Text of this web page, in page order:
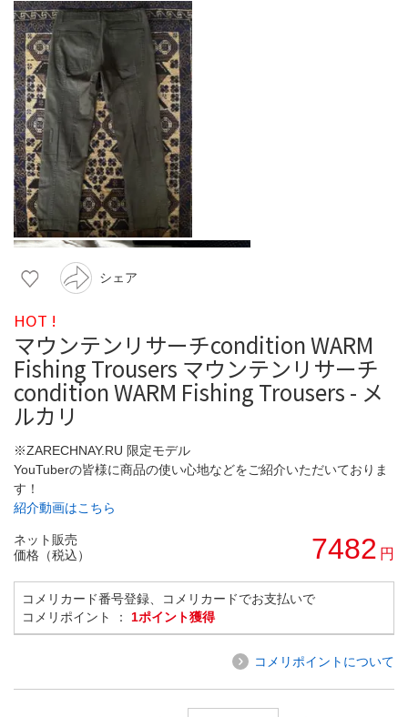
シェア
HOT !
マウンテンリサーチcondition WARM
Fishing Trousers マウンテンリサーチ
condition WARM Fishing Trousers - メ
ルカリ
※ZARECHNAY.RU 限定モデル
YouTuberの皆様に商品の使い心地などをご紹介いただいておりま
す！
紹介動画はこちら
ネット販売
価格（税込）
7482 円
コメリカード番号登録、コメリカードでお支払いで
コメリポイント ： 1ポイント獲得
コメリポイントについて